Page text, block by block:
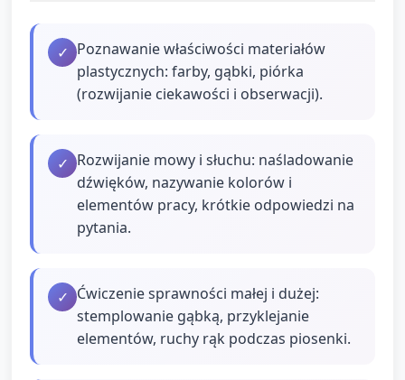
✓ Poznawanie właściwości materiałów
plastycznych: farby, gąbki, piórka
(rozwijanie ciekawości i obserwacji).
✓ Rozwijanie mowy i słuchu: naśladowanie
dźwięków, nazywanie kolorów i
elementów pracy, krótkie odpowiedzi na
pytania.
✓ Ćwiczenie sprawności małej i dużej:
stemplowanie gąbką, przyklejanie
elementów, ruchy rąk podczas piosenki.